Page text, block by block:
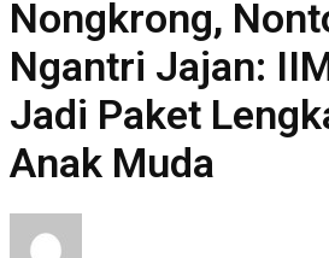
Nongkrong,
Ngantri Jajan:
Jadi Paket
Anak Muda